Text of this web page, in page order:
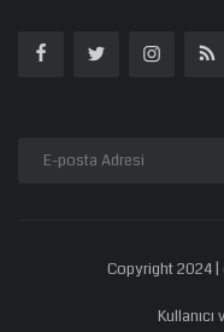
Copyright 2024 |